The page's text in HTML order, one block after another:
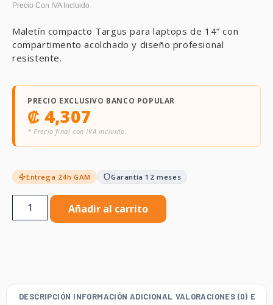
Maletín compacto Targus para laptops de 14” con
compartimento acolchado y diseño profesional
resistente.
PRECIO EXCLUSIVO BANCO POPULAR
₡ 4,307
* Precio final con IVA incluido.
Entrega 24h GAM Garantía 12 meses
Añadir al carrito
DESCRIPCIÓN INFORMACIÓN ADICIONAL VALORACIONES (0)